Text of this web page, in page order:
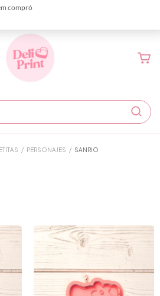
hasta 6 días hábiles
/ PERSONAJES / SANRIO